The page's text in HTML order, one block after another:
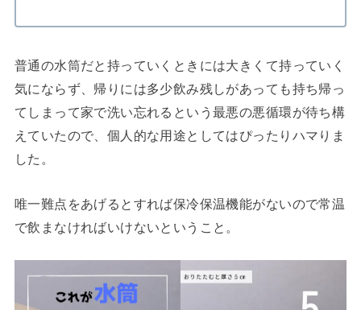
普通の水筒だと持っていくときには大きくて持っていく
気にならず、帰りには多少飲み残しがあっても持ち帰っ
てしまって家で洗い忘れるという最悪の悪循環が待ち構
えていたので、個人的な用途としてはぴったりハマりま
した。
唯一難点をあげるとすれば保冷保温機能がないので常温
で飲まなければいけないということ。